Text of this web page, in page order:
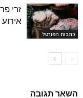
כתבות הפורטל
זרי
אירוע
השאר תגובה